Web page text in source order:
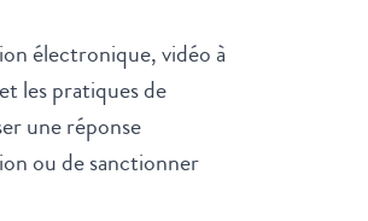
électronique, vidéo à
les pratiques de
une réponse
ou de sanctionner